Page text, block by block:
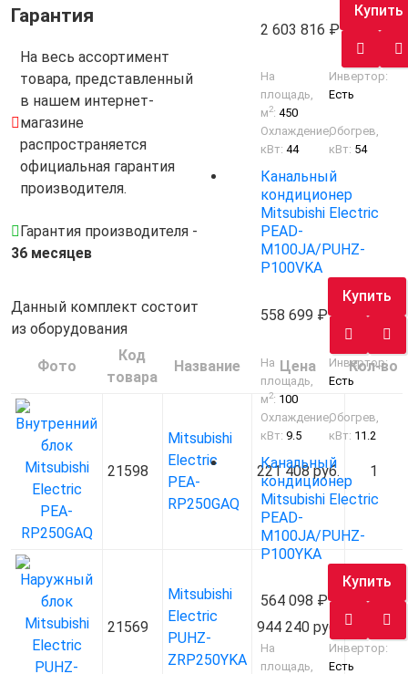
Гарантия
На весь ассортимент
товара, представленный
в нашем интернет-
магазине
распространяется
официальная гарантия
производителя.
Гарантия производителя -
36 месяцев
Данный комплект состоит
из оборудования
Фото
Код
товара
Название Цена Кол-во
21598
Mitsubishi
Electric
PEA-
RP250GAQ
221 408 руб. 1
21569
Mitsubishi
Electric
PUHZ-
ZRP250YKA
944 240 руб.
2 603 816
Купить
На
площадь,
м2:450
Инвертор:
Есть
Охлаждение,
кВт:44
Обогрев,
кВт: 54
Канальный
кондиционер
Mitsubishi Electric
PEAD-
M100JA/PUHZ-
P100VKA
558 699
Купить
На
площадь,
м2: 100
Инвертор:
Есть
Охлаждение,
кВт:9.5
Обогрев,
кВт: 11.2
Канальный
кондиционер
Mitsubishi Electric
PEAD-
M100JA/PUHZ-
P100YKA
564 098
Купить
На
площадь,
Инвертор:
Есть